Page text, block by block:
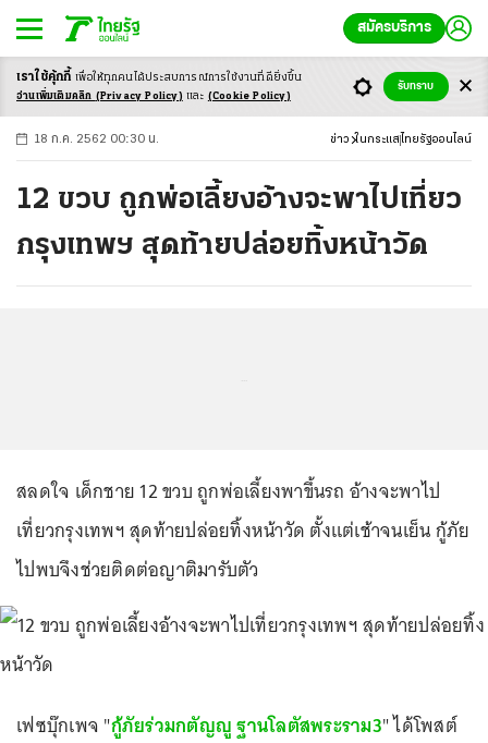
สมัครบริการ
-ก ก ก+
18 ก.ค. 2562 00:30 น. ข่าว ในกระแส ไทยรัฐออนไลน์
12 ขวบ ถูกพ่อเลี้ยงอ้างจะพาไปเที่ยว
กรุงเทพฯ สุดท้ายปล่อยทิ้งหน้าวัด
สลดใจ เด็กชาย 12 ขวบ ถูกพ่อเลี้ยงพาขึ้นรถ อ้างจะพาไป
เที่ยวกรุงเทพฯ สุดท้ายปล่อยทิ้งหน้าวัด ตั้งแต่เช้าจนเย็น กู้ภัย
ไปพบจึงช่วยติดต่อญาติมารับตัว
เฟซบุ๊กเพจ "กู้ภัยร่วมกตัญญู ฐานโลตัสพระราม3" ได้โพสต์
เราใช้คุ้กกี้ เพื่อให้ทุกคนได้ประสบการณ์การใช้งานที่ดียิ่งขึ้น
อ่านเพิ่มเติมคลิก (Privacy Policy) และ (Cookie Policy)
รับทราบ